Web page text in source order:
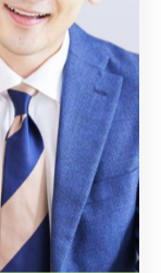
次のページ >